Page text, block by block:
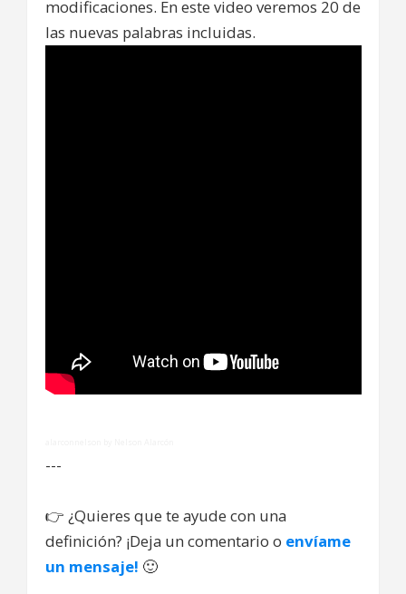
modificaciones. En este video veremos 20 de
las nuevas palabras incluidas.
---
👉 ¿Quieres que te ayude con una
definición? ¡Deja un comentario o envíame
un mensaje! 🙂